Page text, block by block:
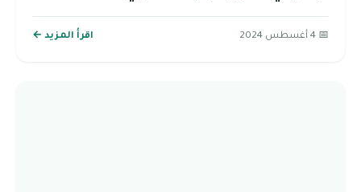
📅 4 أغسطس 2024 اقرأ المزيد ←